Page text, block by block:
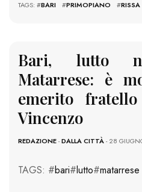
TAGS: #BARI #PRIMOPIANO #RISSA
Bari, lutto
Matarrese: è
emerito
Vincenzo
REDAZIONE-DALLA CITTÀ- 28
TAGS: #bari#lutto#matarrese